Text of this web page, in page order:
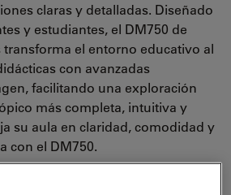
claras y detalladas. Diseñado
y estudiantes, el DM750 de
transforma el entorno educativo al
con avanzadas
facilitando una exploración
más completa, intuitiva y
su aula en claridad, comodidad y
con el DM750.